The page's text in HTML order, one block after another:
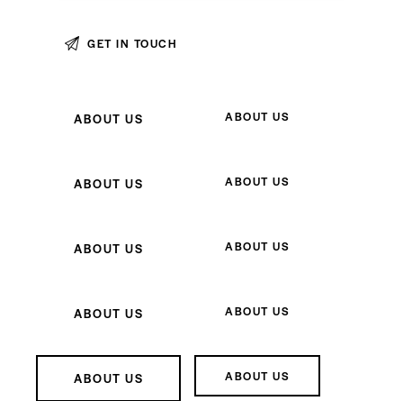
ABOUT US ABOUT US
ABOUT US ABOUT US
ABOUT US ABOUT US
ABOUT US ABOUT US
ABOUT US ABOUT US